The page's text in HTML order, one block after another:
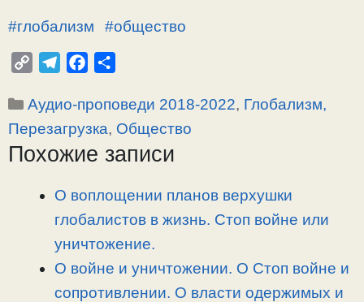
#глобализм #общество
p
y
L
l
e
g
a
c
e
b
п
р
а
Рубрики
Аудио-проповеди 2018-2022, Глобализм,
Перезагрузка, Общество
Похожие записи
О воплощении планов верхушки
глобалистов в жизнь. Стоп войне или
уничтожение.
О войне и уничтожении. О Стоп войне и
сопротивлении. О власти одержимых и